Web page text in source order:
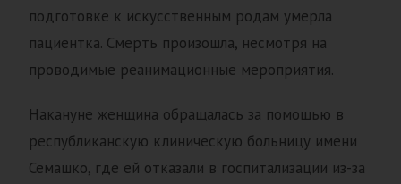
подготовке к искусственным родам умерла
пациентка. Смерть произошла, несмотря на
проводимые реанимационные мероприятия.
Накануне женщина обращалась за помощью в
республиканскую клиническую больницу имени
Семашко, где ей отказали в госпитализации из-за